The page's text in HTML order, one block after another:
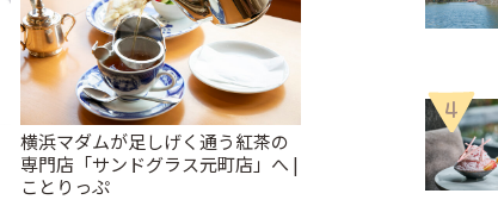
横浜マダムが足しげく通う紅茶の
専門店「サンドグラス元町店」へ |
ことりっぷ
4